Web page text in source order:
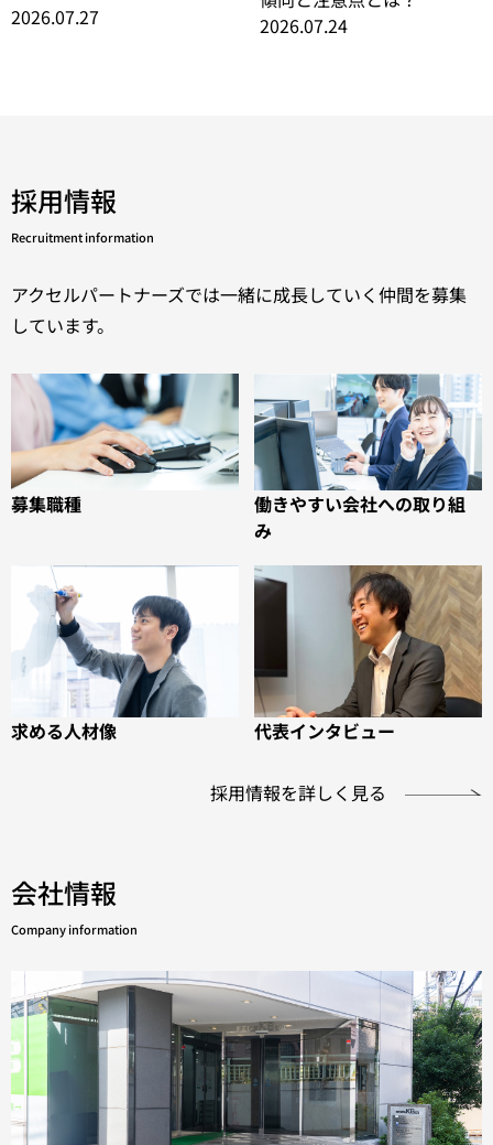
2026.07.27
2026.07.24
採用情報
Recruitment information
アクセルパートナーズでは一緒に成長していく仲間を募集
しています。
募集職種
働きやすい会社への取り組
み
求める人材像 代表インタビュー
採用情報を詳しく見る
会社情報
Company information